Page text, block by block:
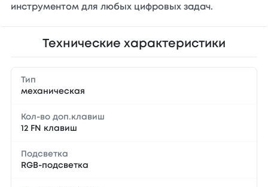
инструментом для любых цифровых задач.
Технические характеристики
Тип
механическая
Кол-во доп.клавиш
12 FN клавиш
Подсветка
RGB-подсветка